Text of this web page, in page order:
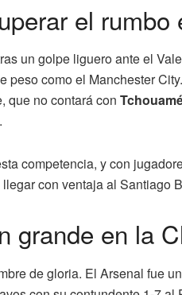
el
un golpe liguero ante el
peso como el Manchester
que no contará con
.
competencia, y con
con ventaja al Santiago
grande en la
de gloria. El Arsenal fue